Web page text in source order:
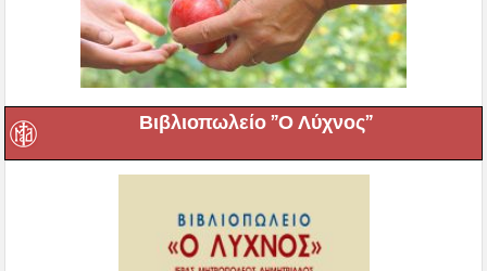
Βιβλιοπωλείο ”Ο Λύχνος”